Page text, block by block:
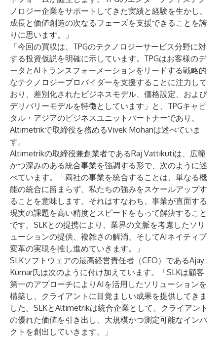
ノロジー企業をサポートしてきた実績と経験を生かし、
成長と価値創造の次なるフェーズを支援できることを誇
りに思います。」
「今回の買収は、TPGのテクノロジーサービス分野に対
する投資仮説を明確に示しています。TPGはお客様のデ
ータとAIトランスフォーメーションをリードする戦略的
なテクノロジープロバイダーを支援することに注力して
おり、差別化されたビジネスモデル、価格設定、および
デリバリーモデルを特徴としています」と、TPGキャピ
タル・アジアのビジネスユニットパートナーであり、
Altimetrikで取締役を務めるVivek Mohanは述べていま
す。
Altimetrikの取締役兼創業者であるRaj Vattikutiは、広範
かつ深みのある統合事業を強調する形で、次のように述
べています。「両社の事業を統合することは、単なる機
能の統合に留まらず、私たちの強みをスケールアップす
ることを意味します。それはすなわち、事業が直面する
現実の課題を高い精度とスピードをもって解決すること
です。SLKとの提携により、業界の文脈を考慮したソリ
ューションの提供、複雑さの解消、そしてAIネイティブ
変革の実現を推し進めていきます。」
SLKソフトウェアの最高経営責任者（CEO）であるAjay
Kumar氏は次のように付け加えています。「SLKは顧客
第一のアプローチによりAIを活用したソリューションを
構築し、クライアントに目覚ましい成果を提供してきま
した。SLKとAltimetrikは統合企業として、クライアント
の優れた価値を引き出し、大規模かつ測定可能なインパ
クトを創出していきます。」